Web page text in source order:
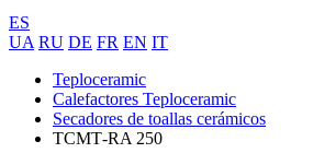
ES
UA RU DE FR EN IT
Teploceramic
Calefactores Teploceramic
Secadores de toallas cerámicos
ТСМТ-RA 250